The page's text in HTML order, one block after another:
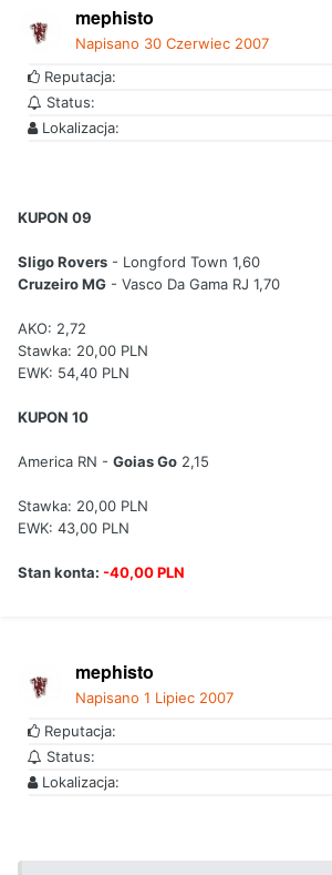
mephisto
Napisano 30 Czerwiec 2007
Reputacja:
Status:
Lokalizacja:
KUPON 09
Sligo Rovers - Longford Town 1,60
Cruzeiro MG - Vasco Da Gama RJ 1,70
AKO: 2,72
Stawka: 20,00 PLN
EWK: 54,40 PLN
KUPON 10
America RN - Goias Go 2,15
Stawka: 20,00 PLN
EWK: 43,00 PLN
Stan konta: -40,00 PLN
mephisto
Napisano 1 Lipiec 2007
Reputacja:
Status:
Lokalizacja: